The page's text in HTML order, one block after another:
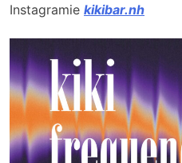
Instagramie kikibar.nh